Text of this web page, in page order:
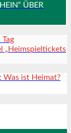
ÜBER
„Heimspieltickets
Was ist Heimat?